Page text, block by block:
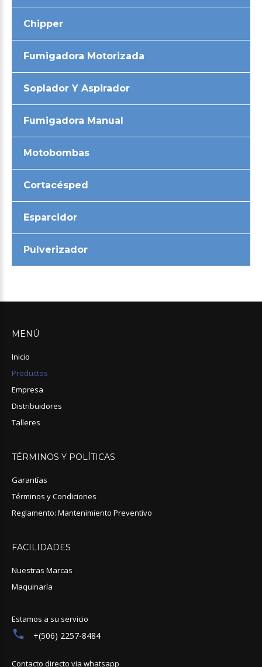
Chipper
Fumigadora Motorizada
Soplador Y Aspirador
Fumigadora Manual
Motobombas
Cortacésped
Esparcidor
Pulverizador
MENÚ
Inicio
Productos
Empresa
Distribuidores
Talleres
TÉRMINOS Y POLÍTICAS
Garantías
Términos y Condiciones
Reglamento: Mantenimiento Preventivo
FACILIDADES
Nuestras Marcas
Maquinaría
Estamos a su servicio
+(506) 2257-8484
Contacto directo via whatsapp